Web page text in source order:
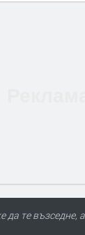
да те възседне,